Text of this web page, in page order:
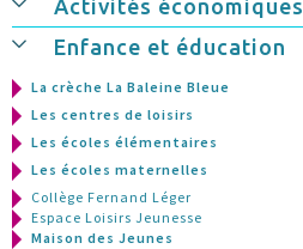
Activités économiques
Enfance et éducation
La crèche La Baleine Bleue
Les centres de loisirs
Les écoles élémentaires
Les écoles maternelles
Collège Fernand Léger
Espace Loisirs Jeunesse
Maison des Jeunes